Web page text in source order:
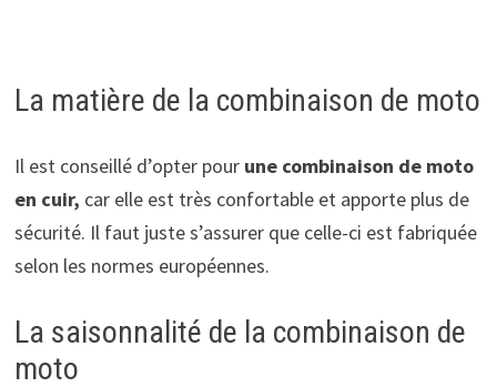
La matière de la combinaison de moto
Il est conseillé d’opter pour une combinaison de moto
en cuir, car elle est très confortable et apporte plus de
sécurité. Il faut juste s’assurer que celle-ci est fabriquée
selon les normes européennes.
La saisonnalité de la combinaison de
moto